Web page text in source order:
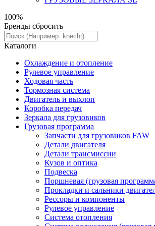
100%
Бренды сбросить
Каталоги
Охлаждение и отопление
Рулевое управление
Ходовая часть
Тормозная система
Двигатель и выхлоп
Коробка передач
Зеркала для грузовиков
Грузовая программа
Запчасти для грузовиков FAW
Детали двигателя
Детали трансмиссии
Кузов и оптика
Подвеска
Поршневая (грузовая
Прокладки и сальники
Рессоры и компоненты
Рулевое управление
Система отопления